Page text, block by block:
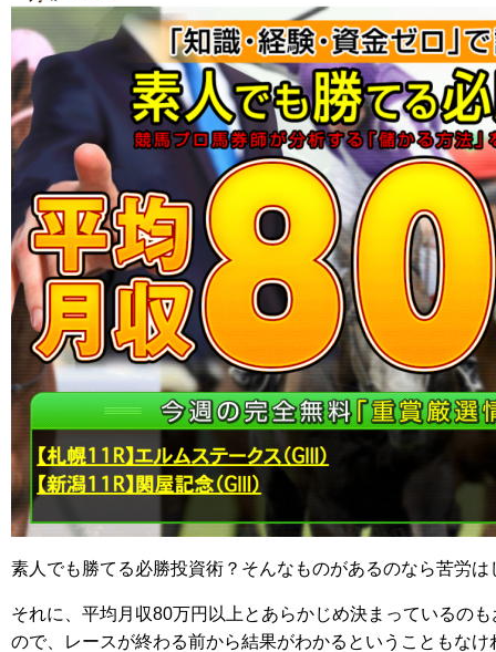
素人でも勝てる必勝投資術？そんなものがあるのなら苦労は
それに、平均月収80万円以上とあらかじめ決まっているの
ので、レースが終わる前から結果がわかるということもな